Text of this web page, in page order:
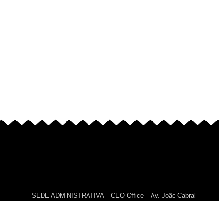
SEDE ADMINISTRATIVA – CEO Office – Av. João Cabral